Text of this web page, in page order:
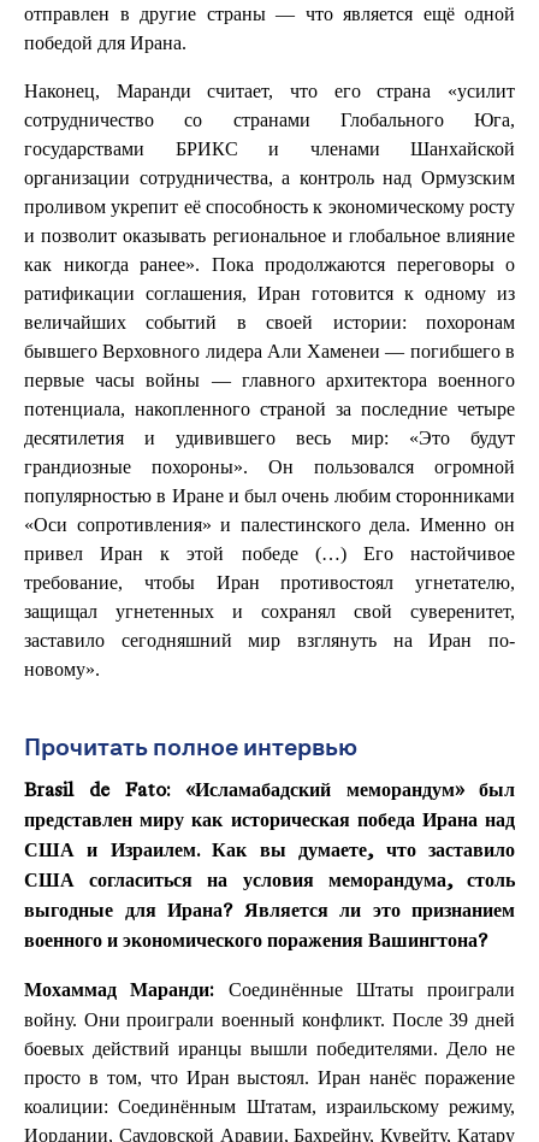
отправлен в другие страны — что является ещё одной
победой для Ирана.
Наконец, Маранди считает, что его страна «усилит
сотрудничество со странами Глобального Юга,
государствами БРИКС и членами Шанхайской
организации сотрудничества, а контроль над Ормузским
проливом укрепит её способность к экономическому росту
и позволит оказывать региональное и глобальное влияние
как никогда ранее». Пока продолжаются переговоры о
ратификации соглашения, Иран готовится к одному из
величайших событий в своей истории: похоронам
бывшего Верховного лидера Али Хаменеи — погибшего в
первые часы войны — главного архитектора военного
потенциала, накопленного страной за последние четыре
десятилетия и удивившего весь мир: «Это будут
грандиозные похороны». Он пользовался огромной
популярностью в Иране и был очень любим сторонниками
«Оси сопротивления» и палестинского дела. Именно он
привел Иран к этой победе (…) Его настойчивое
требование, чтобы Иран противостоял угнетателю,
защищал угнетенных и сохранял свой суверенитет,
заставило сегодняшний мир взглянуть на Иран по-
новому».
Прочитать полное интервью
Brasil de Fato:
«Исламабадский меморандум» был
представлен миру как историческая победа Ирана над
США и Израилем. Как вы думаете, что заставило
США согласиться на условия меморандума, столь
выгодные для Ирана? Является ли это признанием
военного и экономического поражения Вашингтона?
Мохаммад Маранди: Соединённые Штаты проиграли
войну. Они проиграли военный конфликт. После 39 дней
боевых действий иранцы вышли победителями. Дело не
просто в том, что Иран выстоял. Иран нанёс поражение
коалиции: Соединённым Штатам, израильскому режиму,
Иордании, Саудовской Аравии, Бахрейну, Кувейту, Катару